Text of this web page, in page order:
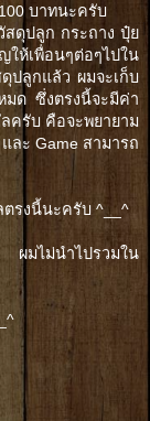
บาทนะครับ
สดุปลูก กระถาง ปุ๋ย
ห้เพื่อนๆต่อๆไปใน
ปลูกแล้ว ผมจะเก็บ
มด ซึ่งตรงนี้จะมีค่า
ครับ คือจะพยายาม
ละ Game สามารถ
ตรงนี้นะครับ ^__^
ผมไม่นำไปรวมใน